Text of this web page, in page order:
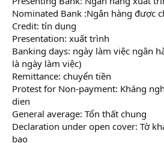
Nominated Bank :Ngân hàng được
Credit: tín dụng
Presentation: xuất trình
Banking days: ngày làm việc ngân
là ngày làm việc)
Remittance: chuyển tiền
Protest for Non-payment: Kháng
dien
General average: Tổn thất chung
Declaration under open cover: Tờ
bao